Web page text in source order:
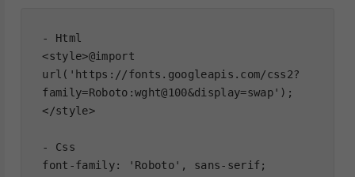
- Html
<style>@import
url('https://fonts.googleapis.com/css2?
family=Roboto:wght@100&display=swap');
</style>
- Css
font-family: 'Roboto', sans-serif;